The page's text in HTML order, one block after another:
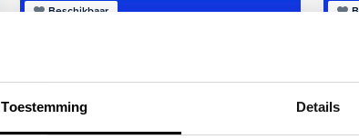
Toestemming Details
Beschikbaar